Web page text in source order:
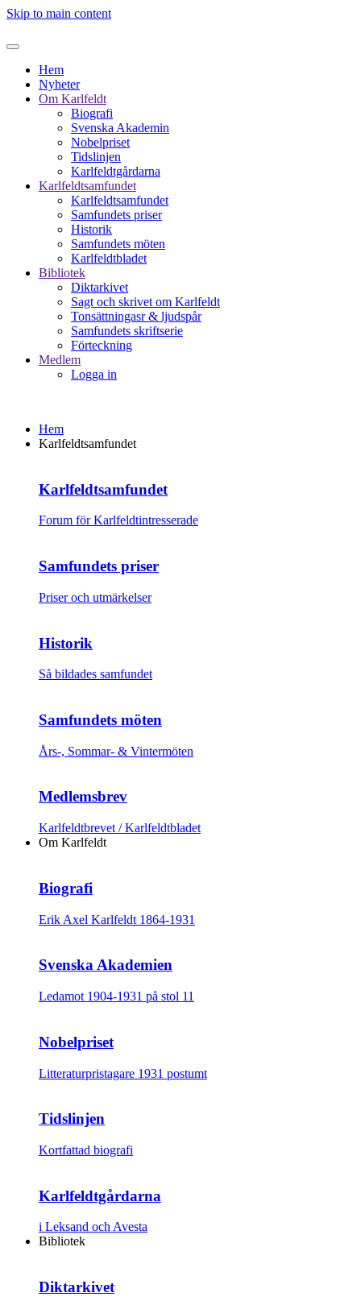
Skip to main content
Hem
Nyheter
Om Karlfeldt
Biografi
Svenska Akademin
Nobelpriset
Tidslinjen
Karlfeldtgårdarna
Karlfeldtsamfundet
Karlfeldtsamfundet
Samfundets priser
Historik
Samfundets möten
Karlfeldtbladet
Bibliotek
Diktarkivet
Sagt och skrivet om Karlfeldt
Tonsättningasr & ljudspår
Samfundets skriftserie
Förteckning
Medlem
Logga in
Hem
Karlfeldtsamfundet
Karlfeldtsamfundet
Forum för Karlfeldtintresserade
Samfundets priser
Priser och utmärkelser
Historik
Så bildades samfundet
Samfundets möten
Års-, Sommar- & Vintermöten
Medlemsbrev
Karlfeldtbrevet / Karlfeldtbladet
Om Karlfeldt
Biografi
Erik Axel Karlfeldt 1864-1931
Svenska Akademien
Ledamot 1904-1931 på stol 11
Nobelpriset
Litteraturpristagare 1931 postumt
Tidslinjen
Kortfattad biografi
Karlfeldtgårdarna
i Leksand och Avesta
Bibliotek
Diktarkivet